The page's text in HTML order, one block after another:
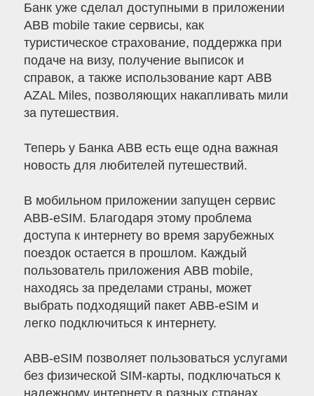
Банк уже сделал доступными в приложении
ABB mobile такие сервисы, как
туристическое страхование, поддержка при
подаче на визу, получение выписок и
справок, а также использование карт ABB
AZAL Miles, позволяющих накапливать мили
за путешествия.
Теперь у Банка ABB есть еще одна важная
новость для любителей путешествий.
В мобильном приложении запущен сервис
ABB-eSIM. Благодаря этому проблема
доступа к интернету во время зарубежных
поездок остается в прошлом. Каждый
пользователь приложения ABB mobile,
находясь за пределами страны, может
выбрать подходящий пакет ABB-eSIM и
легко подключиться к интернету.
ABB-eSIM позволяет пользоваться услугами
без физической SIM-карты, подключаться к